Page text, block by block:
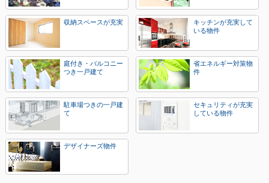
収納スペースが充実
キッチンが充実して
いる物件
庭付き・バルコニー
つき一戸建て
省エネルギー対策物
件
駐車場つきの一戸建
て
セキュリティが充実
している物件
デザイナーズ物件